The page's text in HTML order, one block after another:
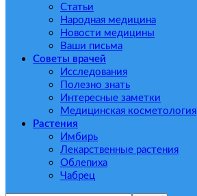
Статьи
Народная медицина
Новости медицины
Ваши письма
Советы врачей
Исследования
Полезно знать
Интересные заметки
Медицинская косметология
Растения
Имбирь
Лекарственные растения
Облепиха
Чабрец